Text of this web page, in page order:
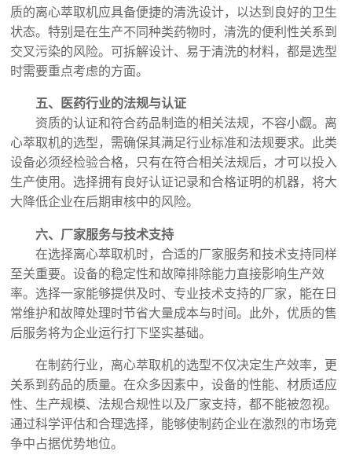
质的离心萃取机应具备便捷的清洗设计，以达到良好的卫生
状态。特别是在生产不同种类药物时，清洗的便利性关系到
交叉污染的风险。可拆解设计、易于清洗的材料，都是选型
时需要重点考虑的方面。
五、医药行业的法规与认证
资质的认证和符合药品制造的相关法规，不容小觑。离
心萃取机的选型，需确保其满足行业标准和法规要求。此类
设备必须经检验合格，只有在符合相关法规后，才可以投入
生产使用。选择拥有良好认证记录和合格证明的机器，将大
大降低企业在后期审核中的风险。
六、厂家服务与技术支持
在选择离心萃取机时，合适的厂家服务和技术支持同样
至关重要。设备的稳定性和故障排除能力直接影响生产效
率。选择一家能够提供及时、专业技术支持的厂家，能在日
常维护和故障处理时节省大量成本与时间。此外，优质的售
后服务将为企业运行打下坚实基础。
在制药行业，离心萃取机的选型不仅决定生产效率，更
关系到药品的质量。在众多因素中，设备的性能、材质适应
性、生产规模、法规合规性以及厂家支持，都不能被忽视。
通过科学评估和合理选择，能够使制药企业在激烈的市场竞
争中占据优势地位。